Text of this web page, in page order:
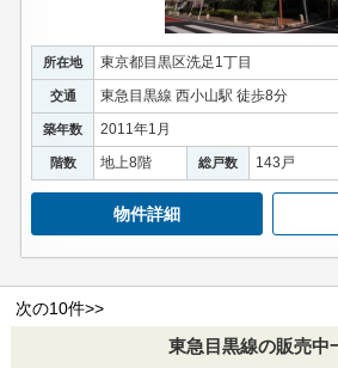
所在地 東京都目黒区洗足1丁目
交通 東急目黒線 西小山駅 徒歩8分
築年数 2011年1月
階数 地上8階 総戸数 143戸
物件詳細
次の10件>>
東急目黒線の販売中